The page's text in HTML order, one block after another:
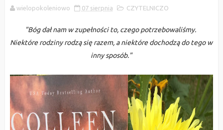
wielopokoleniowo 07 sierpnia CZYTELNICZO
"Bóg dał nam w zupełności to, czego potrzebowaliśmy.
Niektóre rodziny rodzą się razem, a niektóre dochodzą do tego w
inny sposób."